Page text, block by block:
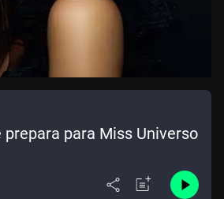
prepara para Miss Universo